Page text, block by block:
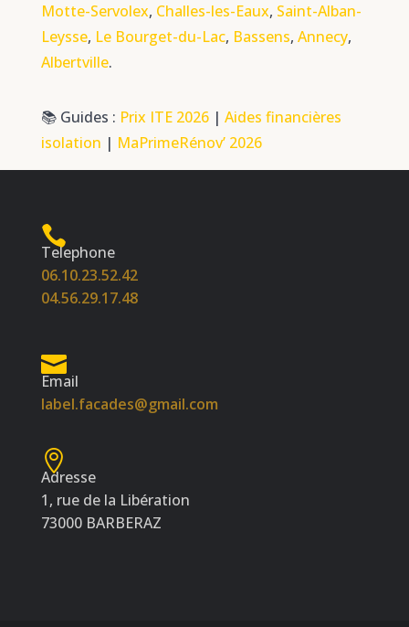
Motte-Servolex, Challes-les-Eaux, Saint-Alban-
Leysse, Le Bourget-du-Lac, Bassens, Annecy,
Albertville.
📚 Guides : Prix ITE 2026| Aides financières
isolation | MaPrimeRénov’ 2026
Telephone
06.10.23.52.42
04.56.29.17.48
Email
label.facades@gmail.com
Adresse
1, rue de la Libération
73000 BARBERAZ